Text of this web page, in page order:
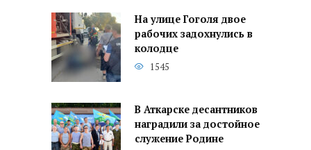
На улице Гоголя двое
рабочих задохнулись в
колодце
1545
В Аткарске десантников
наградили за достойное
служение Родине